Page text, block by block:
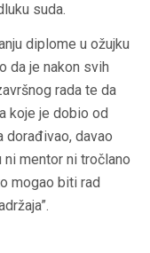
suda.
diplome u ožujku
da je nakon svih
rada te da
koje je dobio od
dorađivao, davao
ni mentor ni tročlano
mogao biti rad